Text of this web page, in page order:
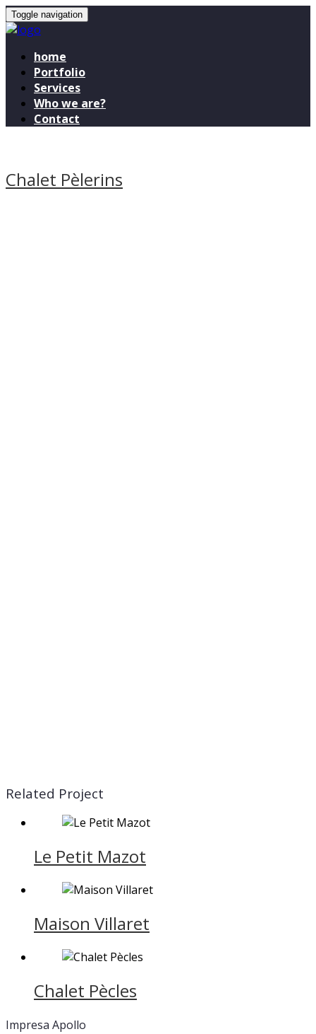
Toggle navigation
home
Portfolio
Services
Who we are?
Contact
Chalet Pèlerins
Related Project
Le Petit Mazot
Maison Villaret
Chalet Pècles
Impresa Apollo